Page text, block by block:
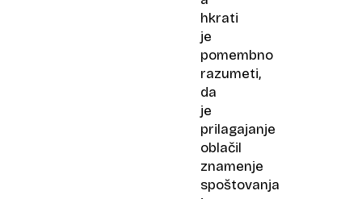
hkrati
je
pomembno
razumeti,
da
je
prilagajanje
oblačil
znamenje
spoštovanja